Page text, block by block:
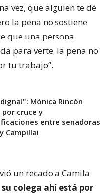
vez, que alguien te dé
la pena no sostiene
que una persona
para verte, la pena no
tu trabajo”.
Mónica Rincón
por cruce y
entre senadoras
Campillai
un recado a Camila
colega ahí está por